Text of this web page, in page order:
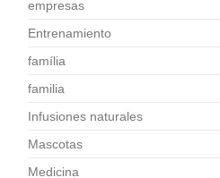
empresas
Entrenamiento
família
familia
Infusiones naturales
Mascotas
Medicina